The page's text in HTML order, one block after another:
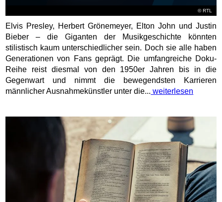
©RTL
Elvis Presley, Herbert Grönemeyer, Elton John und Justin
Bieber – die Giganten der Musikgeschichte könnten
stilistisch kaum unterschiedlicher sein. Doch sie alle haben
Generationen von Fans geprägt. Die umfangreiche Doku-
Reihe reist diesmal von den 1950er Jahren bis in die
Gegenwart und nimmt die bewegendsten Karrieren
männlicher Ausnahmekünstler unter die... weiterlesen